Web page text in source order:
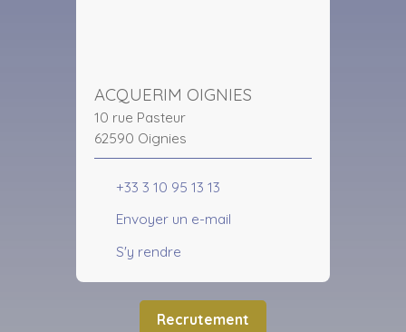
ACQUERIM OIGNIES
10 rue Pasteur
62590 Oignies
+33 3 10 95 13 13
Envoyer un e-mail
S'y rendre
Recrutement